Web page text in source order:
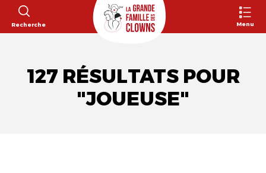
Recherche Menu
127 RÉSULTATS POUR
"JOUEUSE"